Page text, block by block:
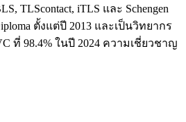
TLScontact, iTLS และ Schengen
ตั้งแต่ปี 2013 และเป็นวิทยากร
ที่ 98.4% ในปี 2024 ความเชี่ยวชาญ